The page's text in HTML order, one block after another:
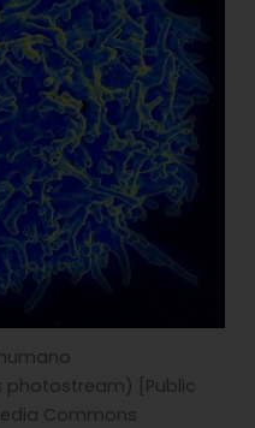
photostream) [Public
Commons